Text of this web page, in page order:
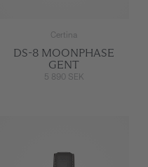
Certina
DS-8 MOONPHASE
GENT
5 890 SEK